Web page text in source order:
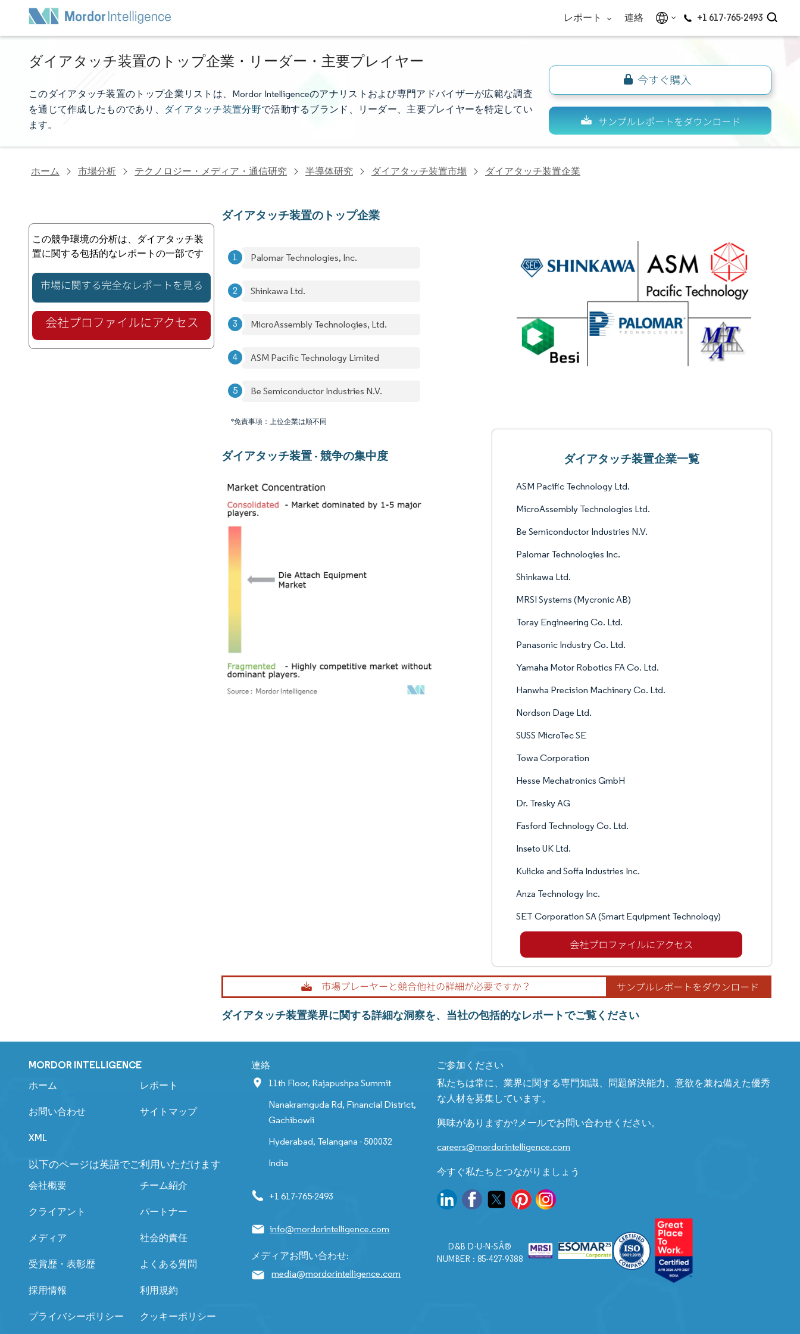
レポート 連絡 +1 617-765-2493
ダイアタッチ装置のトップ企業・リーダー・主要プレイヤー
このダイアタッチ装置のトップ企業リストは、Mordor Intelligenceのアナリストおよび専門アドバイザーが広範な調査
を通じて作成したものであり、
ダイアタッチ装置分野で活動するブランド、リーダー、主要プレイヤーを特定してい
ます。
ホーム 市場分析 テクノロジー・メディア・通信研究 半導体研究 ダイアタッチ装置市場 ダイアタッチ装置企業
この競争環境の分析は、ダイアタッチ装
置に関する包括的なレポートの一部です
ダイアタッチ装置のトップ企業
Palomar Technologies, Inc.
Shinkawa Ltd.
MicroAssembly Technologies, Ltd.
ASM Pacific Technology Limited
Be Semiconductor Industries N.V.
*免責事項：上位企業は順不同
ダイアタッチ装置 - 競争の集中度 ダイアタッチ装置企業一覧
ASM Pacific Technology Ltd.
MicroAssembly Technologies Ltd.
Be Semiconductor Industries N.V.
Palomar Technologies Inc.
Shinkawa Ltd.
MRSI Systems (Mycronic AB)
Toray Engineering Co. Ltd.
Panasonic Industry Co. Ltd.
Yamaha Motor Robotics FA Co. Ltd.
Hanwha Precision Machinery Co. Ltd.
Nordson Dage Ltd.
SUSS MicroTec SE
Towa Corporation
Hesse Mechatronics GmbH
Dr. Tresky AG
Fasford Technology Co. Ltd.
Inseto UK Ltd.
Kulicke and Soffa Industries Inc.
Anza Technology Inc.
SET Corporation SA (Smart Equipment Technology)
ダイアタッチ装置業界に関する詳細な洞察を、当社の包括的なレポートでご覧ください
MORDOR INTELLIGENCE
ホーム レポート
お問い合わせ サイトマップ
XML
以下のページは英語でご利用いただけます
会社概要 チーム紹介
クライアント パートナー
メディア 社会的責任
受賞歴・表彰歴 よくある質問
採用情報 利用規約
プライバシーポリシー クッキーポリシー
連絡
11th Floor, Rajapushpa Summit
Nanakramguda Rd, Financial District,
Gachibowli
Hyderabad, Telangana - 500032
India
+1 617-765-2493
info@mordorintelligence.com
メディアお問い合わせ:
media@mordorintelligence.com
ご参加ください
私たちは常に、業界に関する専門知識、問題解決能力、意欲を兼ね備えた優秀
な人材を募集しています。
興味がありますか?メールでお問い合わせください。
careers@mordorintelligence.com
今すぐ私たちとつながりましょう
D&B D-U-N-SÂ®
NUMBER : 85-427-9388